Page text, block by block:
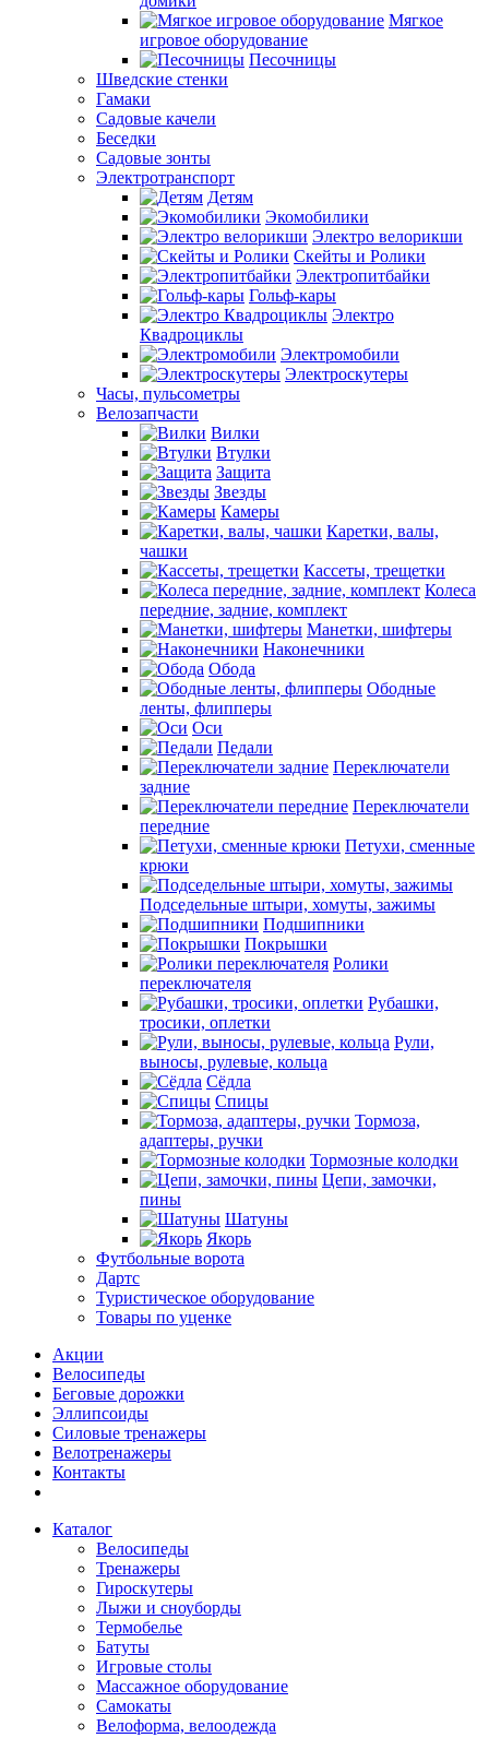
Мягкое
игровое оборудование
Песочницы
Шведские стенки
Гамаки
Садовые качели
Беседки
Садовые зонты
Электротранспорт
Детям
Экомобилики
Электро велорикши
Скейты и Ролики
Электропитбайки
Гольф-кары
Электро
Квадроциклы
Электромобили
Электроскутеры
Часы, пульсометры
Велозапчасти
Вилки
Втулки
Защита
Звезды
Камеры
Каретки, валы,
чашки
Кассеты, трещетки
Колеса
передние, задние, комплект
Манетки, шифтеры
Наконечники
Обода
Ободные
ленты, флипперы
Оси
Педали
Переключатели
задние
Переключатели
передние
Петухи, сменные
крюки
Подседельные штыри, хомуты, зажимы
Подшипники
Покрышки
Ролики
переключателя
Рубашки,
тросики, оплетки
Рули,
выносы, рулевые, кольца
Сёдла
Спицы
Тормоза,
адаптеры, ручки
Тормозные колодки
Цепи, замочки,
пины
Шатуны
Якорь
Футбольные ворота
Дартс
Туристическое оборудование
Товары по уценке
Акции
Велосипеды
Беговые дорожки
Эллипсоиды
Силовые тренажеры
Велотренажеры
Контакты
Каталог
Велосипеды
Тренажеры
Гироскутеры
Лыжи и сноуборды
Термобелье
Батуты
Игровые столы
Массажное оборудование
Самокаты
Велоформа, велоодежда